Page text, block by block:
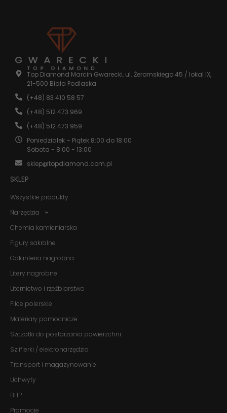
Top Diamond Marcin Gwarecki, ul. Żeromskiego 45 / lokal IX,
21-500 Biała Podlaska
(+48) 83 410 58 57
(+48) 512 473 969
(+48) 512 473 959
Poniedziałek – Piątek 8:00 do 18:00
Sobota - 8:00 - 13:00
sklep@topdiamond.com.pl
SKLEP
Wszystkie produkty
Narzędzia
Chemia kamieniarska
Figury sakralne
Galanteria nagrobna
Litery nagrobne
Liternictwo i rzeźbiarstwo
Filce polerskie
Materiały pomocnicze
Szczotki do postarzania powierzchni
Szlifierki / elektronarzędzia
Transport i magazynowanie
Uchwyty
BHP
Promocje